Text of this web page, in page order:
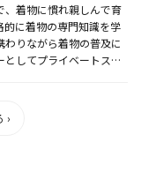
、着物に慣れ親しんで育
的に着物の専門知識を学
りながら着物の普及に
してプライベートスタ
›